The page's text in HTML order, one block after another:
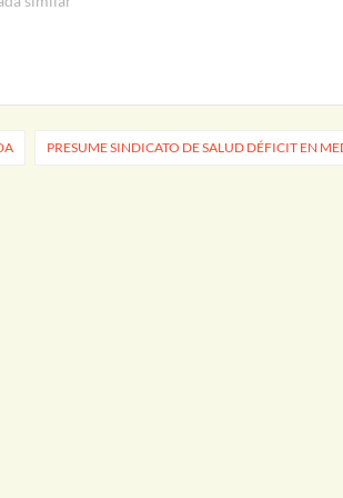
PRESUME SINDICATO DE SALUD DÉFICIT EN